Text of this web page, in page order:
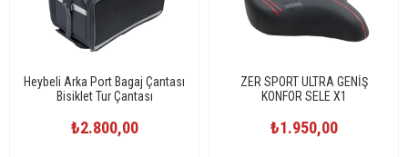
Heybeli Arka Port Bagaj Çantası
Bisiklet Tur Çantası
₺2.800,00
ZER SPORT ULTRA GENİŞ
KONFOR SELE X1
₺1.950,00